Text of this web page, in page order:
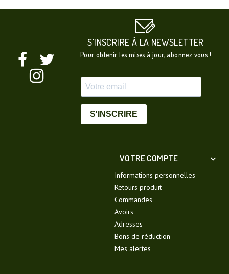
S'INSCRIRE À LA NEWSLETTER
Pour obtenir les mises à jour, abonnez vous !
S'INSCRIRE
VOTRE COMPTE 
Informations personnelles
Retours produit
Commandes
Avoirs
Adresses
Bons de réduction
Mes alertes